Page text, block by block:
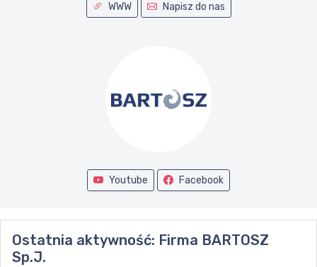
WWW Napisz do nas
Youtube Facebook
Ostatnia aktywność: Firma BARTOSZ
Sp.J.